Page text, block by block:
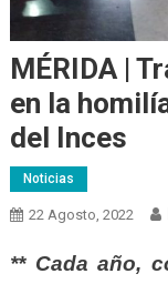
MÉRIDA |
en la
del Inces
Noticias
22 Agosto, 2022
** Cada año,